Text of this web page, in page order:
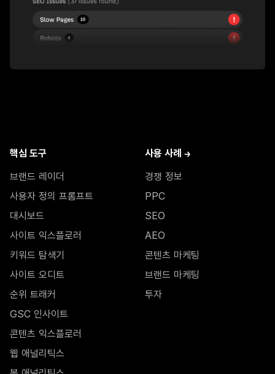
핵심 도구
브랜드 레이더
사용자 정의 프롬프트
대시보드
사이트 익스플로러
키워드 탐색기
사이트 오디트
순위 트래커
GSC 인사이트
콘텐츠 익스플로러
웹 애널리틱스
사용 사례 →
경쟁 정보
PPC
SEO
AEO
콘텐츠 마케팅
브랜드 마케팅
투자